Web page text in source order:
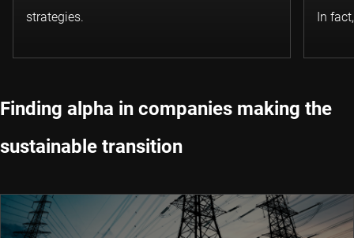
strategies.
In
Finding alpha in companies making the
sustainable transition